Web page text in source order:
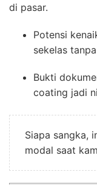
di pasar.
Potensi
sekelas
Bukti
coating jadi
Siapa sangka,
modal saat